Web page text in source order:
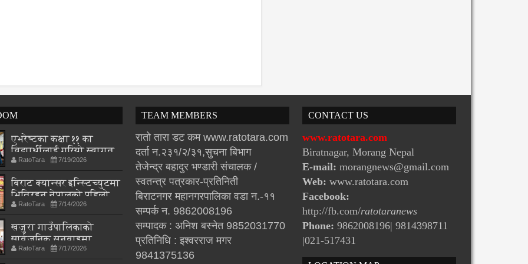
एभरेष्टका कक्षा ११ का
विद्यार्थीलाई गरियो स्वागत
RatoTara 7/19/2026
बिराट क्यान्सर इन्स्टिच्युटमा
भित्रिइन् नेपालको पहिलो
अंको फिजियोथेरापिस्ट
अस्मिता श्रेष्ठ
RatoTara 7/14/2026
खजुरा गाउँपालिकाको
सार्वजनिक सुनुवाइमा
नागरिकका प्रश्न
RatoTara 7/17/2026
TEAM MEMBERS
रातो तारा डट कम www.ratotara.com
दर्ता न.२३१/२/३१,सुचना बिभाग
तेजेन्द्र बहादुर भण्डारी संचालक /
स्वतन्त्र पत्रकार-प्रतिनिती
बिराटनगर महानगरपालिका वडा न.-११
सम्पर्क न. 9862008196
सम्पादक : अनिश बस्नेत 9852031770
प्रतिनिधि : इश्वरराज मगर
9841375136
CONTACT US
www.ratotara.com
Biratnagar, Morang Nepal
E-mail: morangnews@gmail.com
Web: www.ratotara.com
Facebook:
http://fb.com/ratotaranews
Phone:9862008196| 9814398711
|021-517431